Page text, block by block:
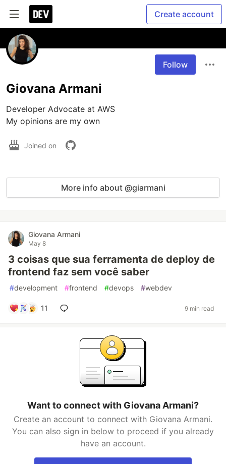
Create account
Follow
Giovana Armani
Developer Advocate at AWS
My opinions are my own
Joined on
More info about @giarmani
Giovana Armani
May 8
3 coisas que sua ferramenta de deploy de
frontend faz sem você saber
#development #frontend #devops #webdev
11 9 min read
Want to connect with Giovana Armani?
Create an account to connect with Giovana Armani.
You can also sign in below to proceed if you already
have an account.